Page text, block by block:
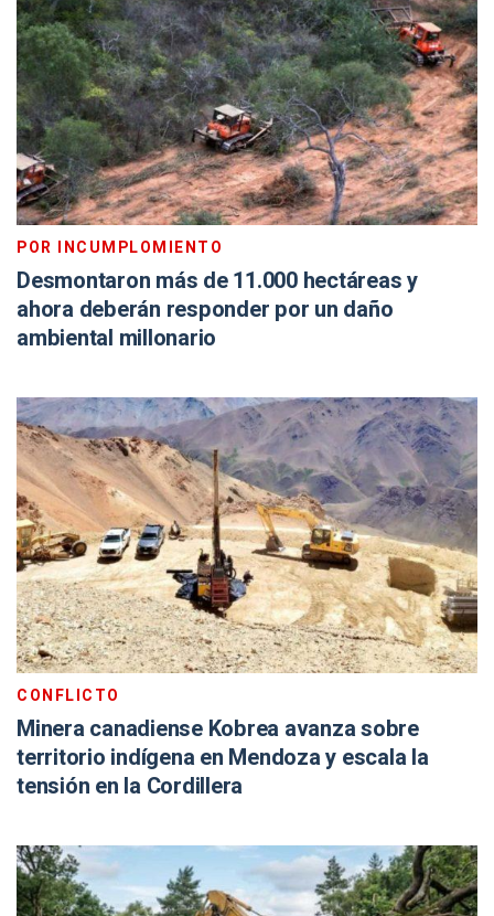
POR INCUMPLOMIENTO
Desmontaron más de 11.000 hectáreas y
ahora deberán responder por un daño
ambiental millonario
CONFLICTO
Minera canadiense Kobrea avanza sobre
territorio indígena en Mendoza y escala la
tensión en la Cordillera